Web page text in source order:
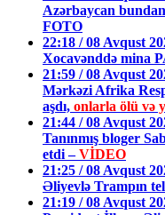
Azərbaycan
FOTO
22:18 / 08 Avqust
Xocavənddə mina
21:59 / 08 Avqust
Mərkəzi Afrika
aşdı, onlarla ölü və
21:44 / 08 Avqust
Tanınmış bloger
etdi –VİDEO
21:25 / 08 Avqust
Əliyevlə Trampın
21:19 / 08 Avqust